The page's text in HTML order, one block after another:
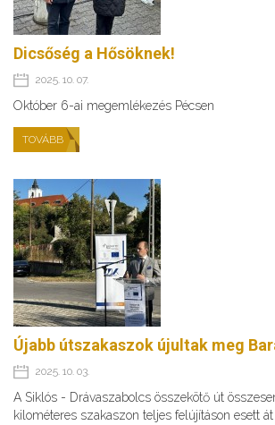
Dicsőség a Hősöknek!
2025. 10. 07.
Október 6-ai megemlékezés Pécsen
TOVÁBB
Újabb útszakaszok újultak meg
2025. 10. 03.
A Siklós - Drávaszabolcs összekötő út
kilométeres szakaszon teljes felújításon esett